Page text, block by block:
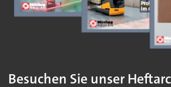
Besuchen Sie unser